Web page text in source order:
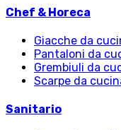
Chef & Horeca
Giacche da
Pantaloni da
Grembiuli da
Scarpe da
Sanitario